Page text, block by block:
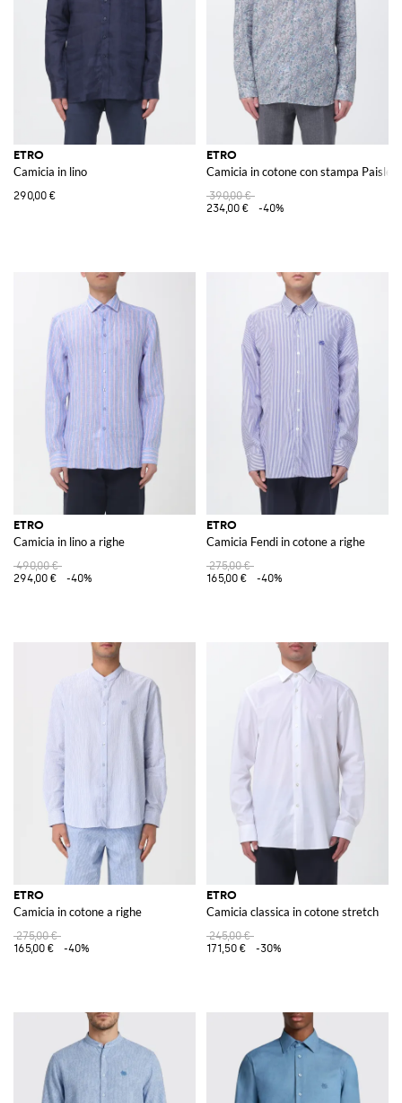
ETRO
Camicia in lino
290,00 €
ETRO
Camicia in cotone con stampa Paisley
390,00 €
234,00 €
-40%
ETRO
Camicia in lino a righe
490,00 €
294,00 €
-40%
ETRO
Camicia Fendi in cotone a righe
275,00 €
165,00 €
-40%
ETRO
Camicia in cotone a righe
275,00 €
165,00 €
-40%
ETRO
Camicia classica in cotone stretch
245,00 €
171,50 €
-30%